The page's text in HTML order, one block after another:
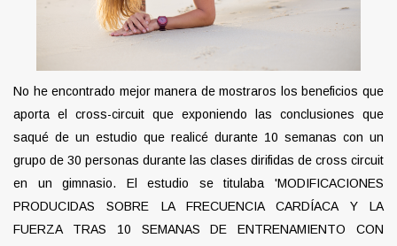
No he encontrado mejor manera de mostraros los beneficios que
aporta el cross-circuit que exponiendo las conclusiones que
saqué de un estudio que realicé durante 10 semanas con un
grupo de 30 personas durante las clases dirifidas de cross circuit
en un gimnasio. El estudio se titulaba 'MODIFICACIONES
PRODUCIDAS SOBRE LA FRECUENCIA CARDÍACA Y LA
FUERZA TRAS 10 SEMANAS DE ENTRENAMIENTO CON